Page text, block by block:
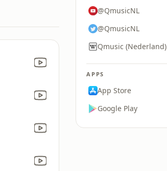
@QmusicNL
@QmusicNL
Qmusic (Nederland)
APPS
App Store
Google Play